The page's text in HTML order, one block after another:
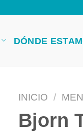
DÓNDE
INICIO / MEN
Bjorn